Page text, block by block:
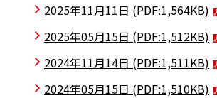
2025年11月11日 (PDF:1,564KB)
2025年05月15日 (PDF:1,512KB)
2024年11月14日 (PDF:1,511KB)
2024年05月15日 (PDF:1,510KB)